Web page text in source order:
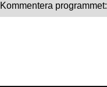
Kommentera programmet: